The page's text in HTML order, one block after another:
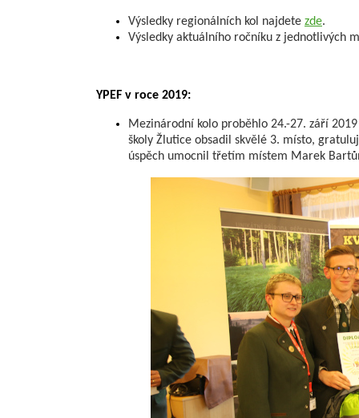
Výsledky regionálních kol najdete zde.
Výsledky aktuálního ročníku z jednotlivých
YPEF v roce 2019:
Mezinárodní kolo proběhlo 24.-27. září
školy Žlutice obsadil skvělé 3. místo,
úspěch umocnil třetím místem Marek